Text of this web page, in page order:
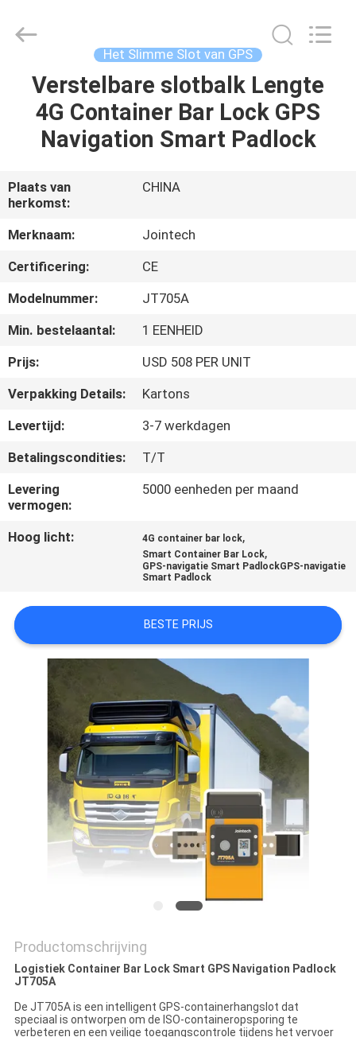
HUIS
PRODUCTEN
VR-
SHOW
ONGEVEER
ONS
FABRIEKSREIS
KWALITEITSCONTROLE
ONS
VERZOEK
OM EEN
SITEMAP
PRIVACY
POLICY
Technology
Reserved.
Het Slimme Slot van GPS
Verstelbare slotbalk Lengte
4G Container Bar Lock GPS
Navigation Smart Padlock
Plaats van
herkomst:
CHINA
Merknaam:
Jointech
Certificering:
CE
Modelnummer:
JT705A
Min. bestelaantal:
1 EENHEID
Prijs:
USD 508 PER UNIT
Verpakking Details:
Kartons
Levertijd:
3-7 werkdagen
Betalingscondities:
T/T
Levering
vermogen:
5000 eenheden per maand
Hoog licht: 4G container bar lock,
Smart Container Bar Lock,
GPS-navigatie Smart PadlockGPS-navigatie
Smart Padlock
BESTE PRIJS
Productomschrijving
Logistiek Container Bar Lock Smart GPS Navigation Padlock
JT705A
De JT705A is een intelligent GPS-containerhangslot dat
speciaal is ontworpen om de ISO-containeropsporing te
verbeteren en een veilige toegangscontrole tijdens het vervoer